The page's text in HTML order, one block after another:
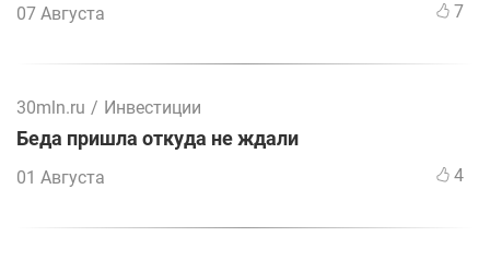
07 Августа 7
30mln.ru / Инвестиции
Беда пришла откуда не ждали
01 Августа 4